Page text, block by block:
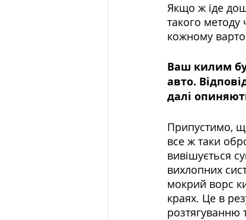
Якщо ж іде
такого методу
кожному
Ваш килим
авто.
далі
Припустимо,
все ж таки
вивішується
вихлопних
мокрий ворс
краях. Це в
розтягуванню